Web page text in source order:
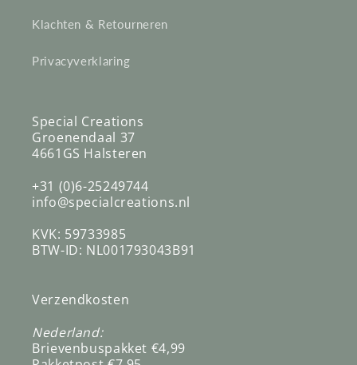
Klachten & Retourneren
Privacyverklaring
Special Creations
Groenendaal 37
4661GS Halsteren
+31 (0)6-25249744
info@specialcreations.nl
KVK: 59733985
BTW-ID: NL001793043B91
Verzendkosten
Nederland:
Brievenbuspakket €4,99